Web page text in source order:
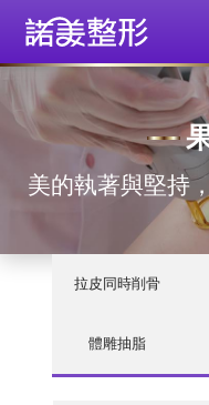
美的執著與堅持
拉皮同時削骨
體雕抽脂